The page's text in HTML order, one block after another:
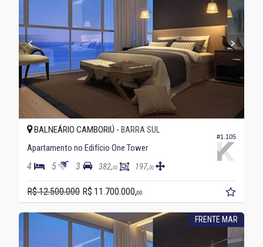
#1.105
BALNEÁRIO CAMBORIÚ - BARRA SUL
Apartamento no Edifício One Tower
4 5 3 382,00 197,00
R$ 12.500.000 R$ 11.700.000,00
FRENTE MAR